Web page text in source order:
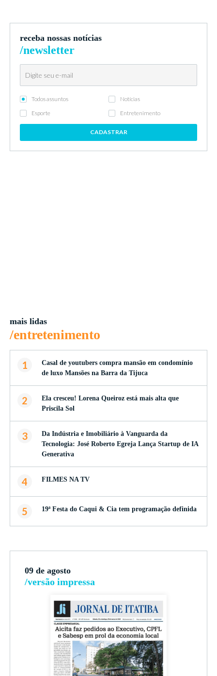
receba nossas notícias
/newsletter
Todos assuntos
Notícias
Esporte
Entretenimento
CADASTRAR
mais lidas
/entretenimento
1
Casal de youtubers compra mansão em condomínio
de luxo Mansões na Barra da Tijuca
2
Ela cresceu! Lorena Queiroz está mais alta que
Priscila Sol
3
Da Indústria e Imobiliário à Vanguarda da
Tecnologia: José Roberto Egreja Lança Startup de IA
Generativa
4 FILMES NA TV
5 19ª Festa do Caqui & Cia tem programação definida
09 de agosto
/versão impressa